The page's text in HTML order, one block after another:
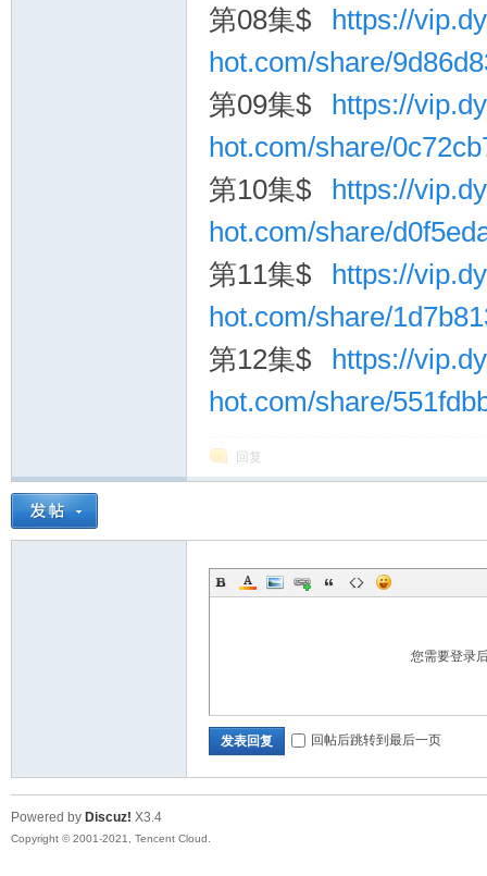
第08集$
https://
hot.com/share/
第09集$
https://
hot.com/share/
第10集$
https://
hot.com/share/
第11集$
https://
hot.com/share/
第12集$
https://
hot.com/share/
回复
您需要登录
发表回复 回帖后跳转到最后一页
Powered by Discuz! X3.4
Copyright © 2001-2021, Tencent Cloud.